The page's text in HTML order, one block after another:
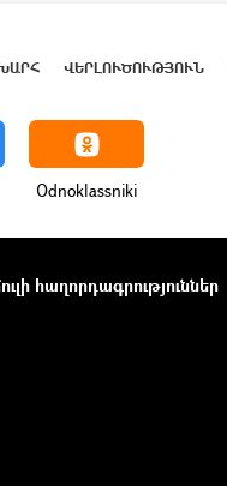
ՎԵՐԼՈՒԾՈՒԹՅՈՒՆ
Odnoklassniki
հաղորդագրություններ